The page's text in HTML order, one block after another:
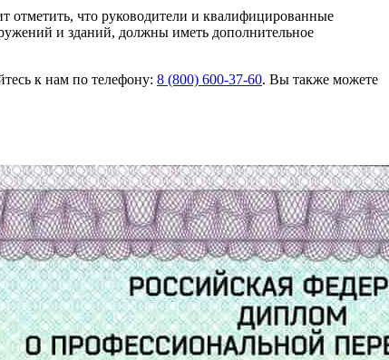
отметить, что руководители и квалифицированные
и зданий, должны иметь дополнительное
к нам по телефону: 8 (800) 600-37-60. Вы также можете